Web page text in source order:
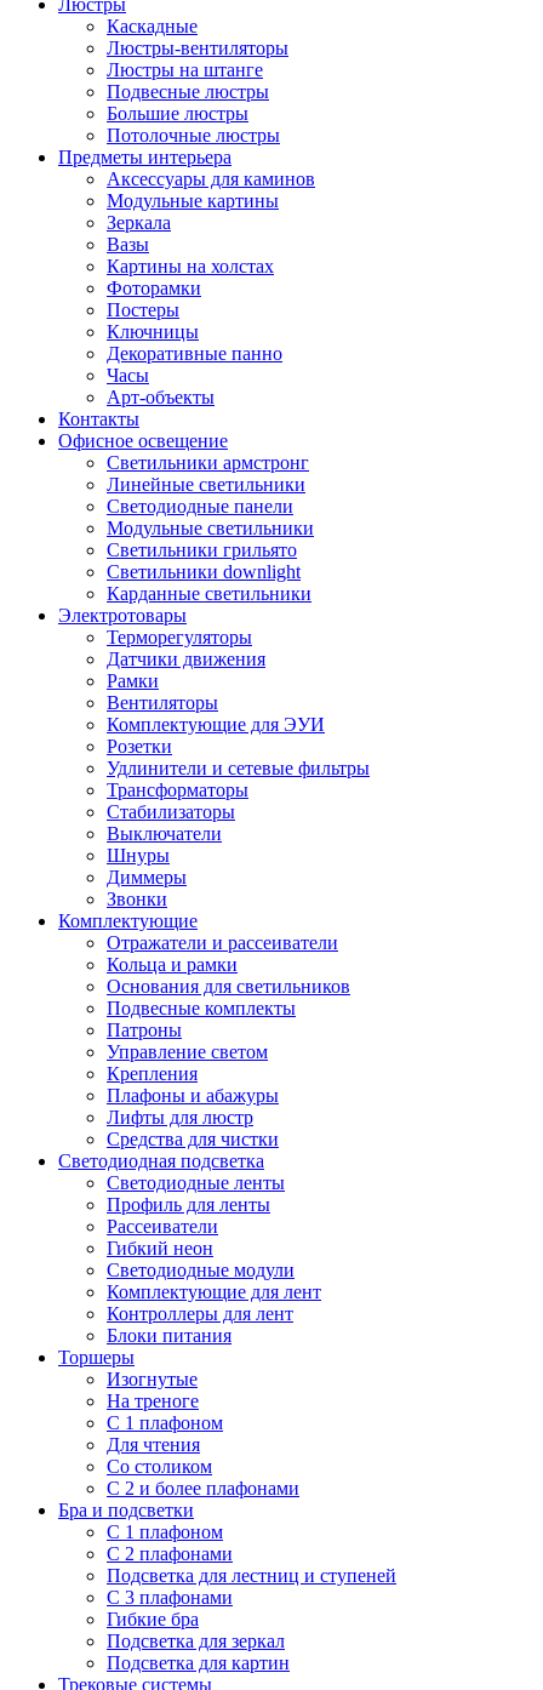
Люстры
Каскадные
Люстры-вентиляторы
Люстры на штанге
Подвесные люстры
Большие люстры
Потолочные люстры
Предметы интерьера
Аксессуары для каминов
Модульные картины
Зеркала
Вазы
Картины на холстах
Фоторамки
Постеры
Ключницы
Декоративные панно
Часы
Арт-объекты
Контакты
Офисное освещение
Светильники армстронг
Линейные светильники
Светодиодные панели
Модульные светильники
Светильники грильято
Светильники downlight
Карданные светильники
Электротовары
Терморегуляторы
Датчики движения
Рамки
Вентиляторы
Комплектующие для ЭУИ
Розетки
Удлинители и сетевые фильтры
Трансформаторы
Стабилизаторы
Выключатели
Шнуры
Диммеры
Звонки
Комплектующие
Отражатели и рассеиватели
Кольца и рамки
Основания для светильников
Подвесные комплекты
Патроны
Управление светом
Крепления
Плафоны и абажуры
Лифты для люстр
Средства для чистки
Светодиодная подсветка
Светодиодные ленты
Профиль для ленты
Рассеиватели
Гибкий неон
Светодиодные модули
Комплектующие для лент
Контроллеры для лент
Блоки питания
Торшеры
Изогнутые
На треноге
С 1 плафоном
Для чтения
Со столиком
С 2 и более плафонами
Бра и подсветки
С 1 плафоном
С 2 плафонами
Подсветка для лестниц и ступеней
С 3 плафонами
Гибкие бра
Подсветка для зеркал
Подсветка для картин
Трековые системы